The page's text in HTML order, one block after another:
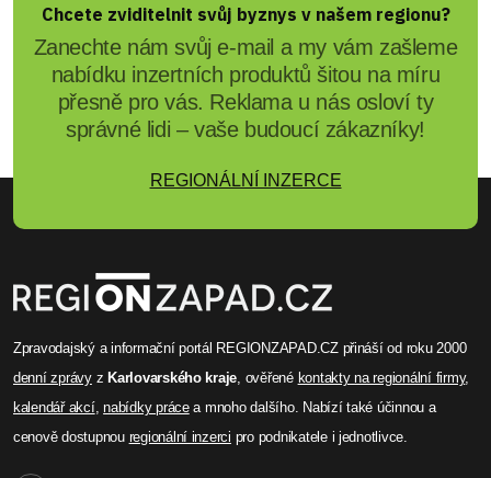
Chcete zviditelnit svůj byznys v našem regionu?
Zanechte nám svůj e-mail a my vám zašleme
nabídku inzertních produktů šitou na míru
přesně pro vás. Reklama u nás osloví ty
správné lidi – vaše budoucí zákazníky!
REGIONÁLNÍ INZERCE
Zpravodajský a informační portál REGIONZAPAD.CZ přináší od roku 2000
denní zprávyz Karlovarského kraje, ověřené kontakty na regionální firmy,
kalendář akcí,nabídky prácea mnoho dalšího. Nabízí také účinnou a
cenově dostupnou regionální inzerci pro podnikatele i jednotlivce.